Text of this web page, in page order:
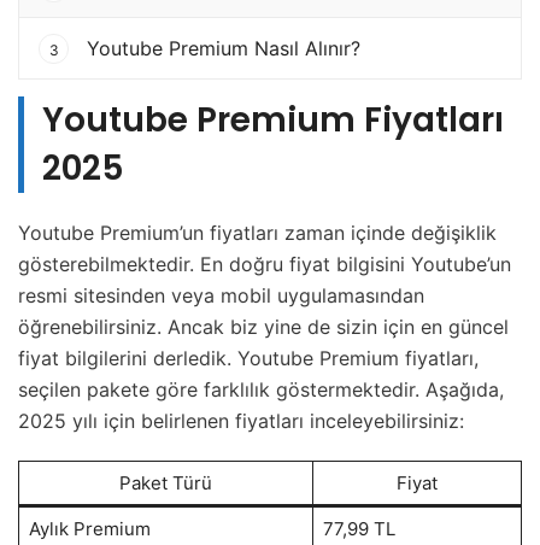
3 Youtube Premium Nasıl Alınır?
Youtube Premium Fiyatları
2025
Youtube Premium’un fiyatları zaman içinde değişiklik
gösterebilmektedir. En doğru fiyat bilgisini Youtube’un
resmi sitesinden veya mobil uygulamasından
öğrenebilirsiniz. Ancak biz yine de sizin için en güncel
fiyat bilgilerini derledik. Youtube Premium fiyatları,
seçilen pakete göre farklılık göstermektedir. Aşağıda,
2025 yılı için belirlenen fiyatları inceleyebilirsiniz:
Paket Türü
Fiyat
Aylık Premium
77,99 TL